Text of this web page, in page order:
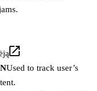
Used to track user’s